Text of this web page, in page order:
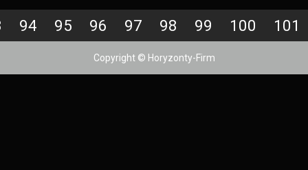
94 95 96 97 98 99 100 101
Copyright © Horyzonty-Firm